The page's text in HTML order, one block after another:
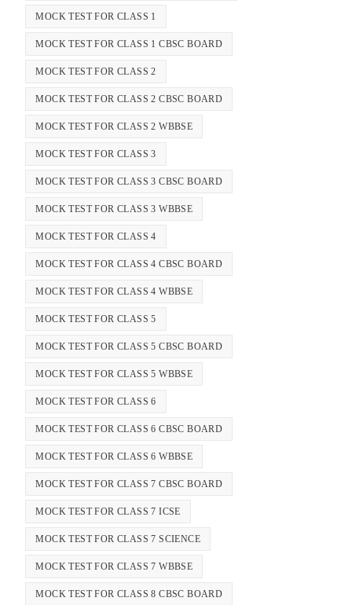
MOCK TEST FOR CLASS 1
MOCK TEST FOR CLASS 1 CBSC BOARD
MOCK TEST FOR CLASS 2
MOCK TEST FOR CLASS 2 CBSC BOARD
MOCK TEST FOR CLASS 2 WBBSE
MOCK TEST FOR CLASS 3
MOCK TEST FOR CLASS 3 CBSC BOARD
MOCK TEST FOR CLASS 3 WBBSE
MOCK TEST FOR CLASS 4
MOCK TEST FOR CLASS 4 CBSC BOARD
MOCK TEST FOR CLASS 4 WBBSE
MOCK TEST FOR CLASS 5
MOCK TEST FOR CLASS 5 CBSC BOARD
MOCK TEST FOR CLASS 5 WBBSE
MOCK TEST FOR CLASS 6
MOCK TEST FOR CLASS 6 CBSC BOARD
MOCK TEST FOR CLASS 6 WBBSE
MOCK TEST FOR CLASS 7 CBSC BOARD
MOCK TEST FOR CLASS 7 ICSE
MOCK TEST FOR CLASS 7 SCIENCE
MOCK TEST FOR CLASS 7 WBBSE
MOCK TEST FOR CLASS 8 CBSC BOARD